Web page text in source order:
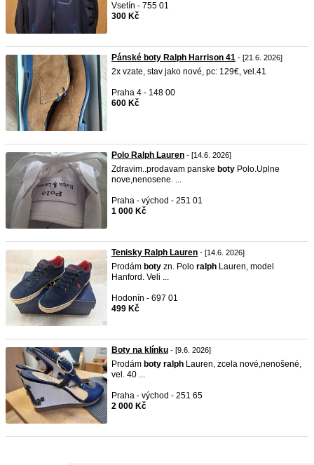
Vsetín - 755 01
300 Kč
Pánské boty Ralph Harrison 41 - [21.6. 2026]
2x vzate, stav jako nové, pc: 129€, vel.41
Praha 4 - 148 00
600 Kč
Polo Ralph Lauren - [14.6. 2026]
Zdravim..prodavam panske boty Polo.Uplne
nove,nenosene. ...
Praha - východ - 251 01
1 000 Kč
Tenisky Ralph Lauren - [14.6. 2026]
Prodám boty zn. Polo ralph Lauren, model
Hanford. Veli ...
Hodonín - 697 01
499 Kč
Boty na klínku - [9.6. 2026]
Prodám boty ralph Lauren, zcela nové,nenošené,
vel. 40 ...
Praha - východ - 251 65
2 000 Kč